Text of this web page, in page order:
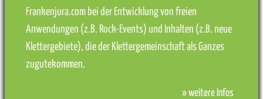
Frankenjura.com bei der Entwicklung von freien
Anwendungen (z.B. Rock-Events) und Inhalten (z.B. neue
Klettergebiete), die der Klettergemeinschaft als Ganzes
zugutekommen.
» weitere Infos